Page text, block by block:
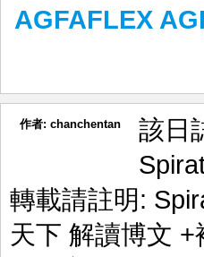
AGFAFLEX
作者: chanchentan
該日
轉載請註明:
天下 解讀博文 +